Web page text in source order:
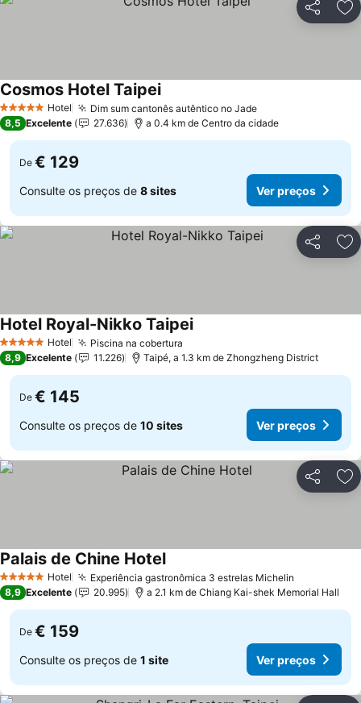
Partilhar
5 Estrelas Hotel Dim sum cantonês autêntico no Jade
Cosmos Hotel Taipei
8,5 Excelente 27.636 a 0.4 km de Centro da cidade
De € 129
Consulte os preços de 8 sites Ver preços
Partilhar
5 Estrelas Hotel Piscina na cobertura
Hotel Royal-Nikko Taipei
8,9 Excelente 11.226 Taipé, a 1.3 km de Zhongzheng District
De € 145
Consulte os preços de 10 sites Ver preços
Partilhar
5 Estrelas Hotel Experiência gastronômica 3 estrelas Michelin
Palais de Chine Hotel
8,9 Excelente 20.995 a 2.1 km de Chiang Kai-shek Memorial Hall
De € 159
Consulte os preços de 1 site Ver preços